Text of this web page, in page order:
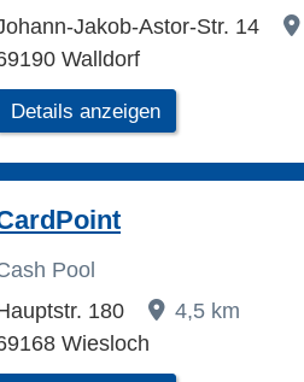
Jakob-Astor-Str. 14
Walldorf
Details anzeigen
Pool
180
4,5 km
Wiesloch